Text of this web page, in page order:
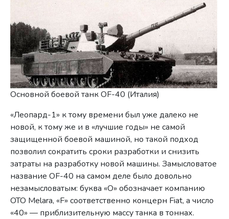
Основной боевой танк OF-40 (Италия)
«Леопард-1» к тому времени был уже далеко не
новой, к тому же и в «лучшие годы» не самой
защищенной боевой машиной, но такой подход
позволил сократить сроки разработки и снизить
затраты на разработку новой машины. Замысловатое
название OF-40 на самом деле было довольно
незамысловатым: буква «О» обозначает компанию
OTO Melara, «F» соответственно концерн Fiat, а число
«40» — приблизительную массу танка в тоннах.